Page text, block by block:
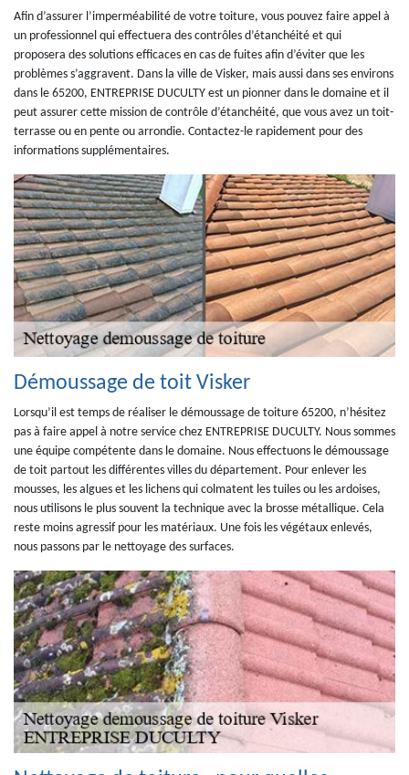
Afin d’assurer l’imperméabilité de votre toiture, vous pouvez faire appel à
un professionnel qui effectuera des contrôles d’étanchéité et qui
proposera des solutions efficaces en cas de fuites afin d’éviter que les
problèmes s’aggravent. Dans la ville de Visker, mais aussi dans ses environs
dans le 65200, ENTREPRISE DUCULTY est un pionner dans le domaine et il
peut assurer cette mission de contrôle d’étanchéité, que vous avez un toit-
terrasse ou en pente ou arrondie. Contactez-le rapidement pour des
informations supplémentaires.
Démoussage de toit Visker
Lorsqu’il est temps de réaliser le démoussage de toiture 65200, n’hésitez
pas à faire appel à notre service chez ENTREPRISE DUCULTY. Nous sommes
une équipe compétente dans le domaine. Nous effectuons le démoussage
de toit partout les différentes villes du département. Pour enlever les
mousses, les algues et les lichens qui colmatent les tuiles ou les ardoises,
nous utilisons le plus souvent la technique avec la brosse métallique. Cela
reste moins agressif pour les matériaux. Une fois les végétaux enlevés,
nous passons par le nettoyage des surfaces.